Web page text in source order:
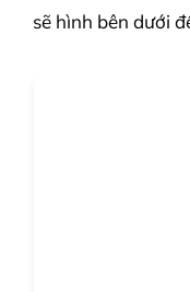
sẽ hình bên dưới